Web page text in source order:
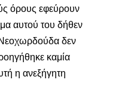
όρους εφεύρουν
αυτού του δήθεν
Νεοχωρδούδα δεν
καμία
η ανεξήγητη